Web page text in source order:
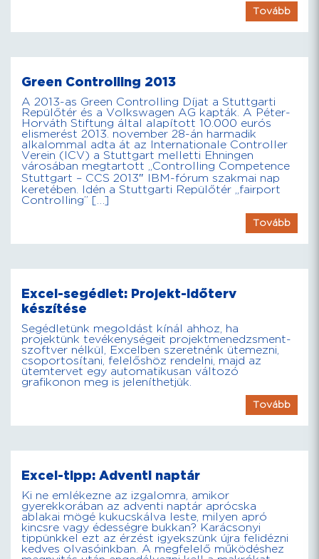
Tovább
Green Controlling 2013
A 2013-as Green Controlling Díjat a Stuttgarti
Repülőtér és a Volkswagen AG kapták. A Péter-
Horváth Stiftung által alapított 10.000 eurós
elismerést 2013. november 28-án harmadik
alkalommal adta át az Internationale Controller
Verein (ICV) a Stuttgart melletti Ehningen
városában megtartott „Controlling Competence
Stuttgart – CCS 2013″ IBM-fórum szakmai nap
keretében. Idén a Stuttgarti Repülőtér „fairport
Controlling” […]
Tovább
Excel-segédlet: Projekt-időterv
készítése
Segédletünk megoldást kínál ahhoz, ha
projektünk tevékenységeit projektmenedzsment-
szoftver nélkül, Excelben szeretnénk ütemezni,
csoportosítani, felelőshöz rendelni, majd az
ütemtervet egy automatikusan változó
grafikonon meg is jeleníthetjük.
Tovább
Excel-tipp: Adventi naptár
Ki ne emlékezne az izgalomra, amikor
gyerekkorában az adventi naptár aprócska
ablakai mögé kukucskálva leste, milyen apró
kincsre vagy édességre bukkan? Karácsonyi
tippünkkel ezt az érzést igyekszünk újra felidézni
kedves olvasóinkban. A megfelelő működéshez